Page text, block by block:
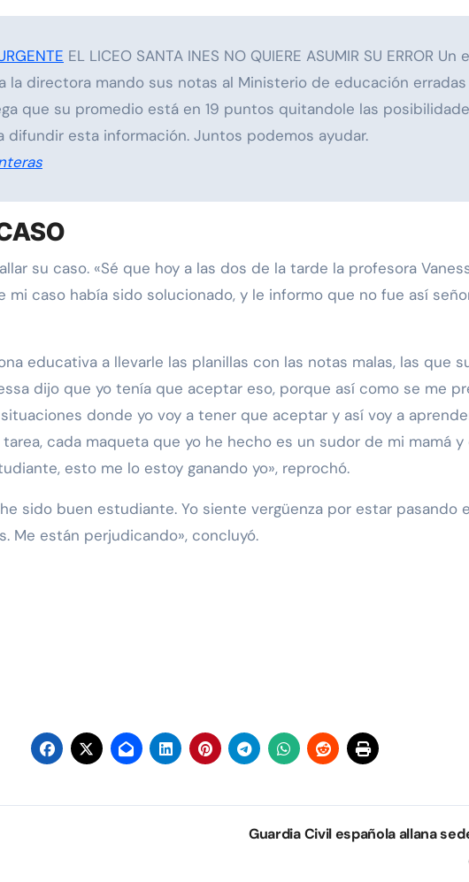
EL LICEO SANTA INES NO QUIERE ASUMIR SU ERROR
directora mando sus notas al Ministerio de educación
que su promedio está en 19 puntos quitandole las
difundir esta información. Juntos podemos ayudar.
su caso. «Sé que hoy a las dos de la tarde la profesora
caso había sido solucionado, y le informo que no fue así
educativa a llevarle las planillas con las notas malas, las que
dijo que yo tenía que aceptar eso, porque así como se me
donde yo voy a tener que aceptar y así voy a
cada maqueta que yo he hecho es un sudor de mi mamá
esto me lo estoy ganando yo», reprochó.
sido buen estudiante. Yo siente vergüenza por estar pasando
Me están perjudicando», concluyó.
Guardia Civil española allana